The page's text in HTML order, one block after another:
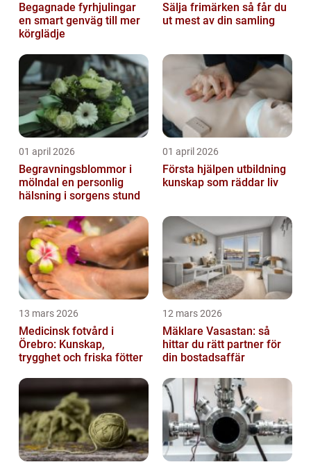
Begagnade fyrhjulingar
en smart genväg till mer
körglädje
Sälja frimärken så får du
ut mest av din samling
01 april 2026
Begravningsblommor i
mölndal en personlig
hälsning i sorgens stund
01 april 2026
Första hjälpen utbildning
kunskap som räddar liv
13 mars 2026
Medicinsk fotvård i
Örebro: Kunskap,
trygghet och friska fötter
12 mars 2026
Mäklare Vasastan: så
hittar du rätt partner för
din bostadsaffär